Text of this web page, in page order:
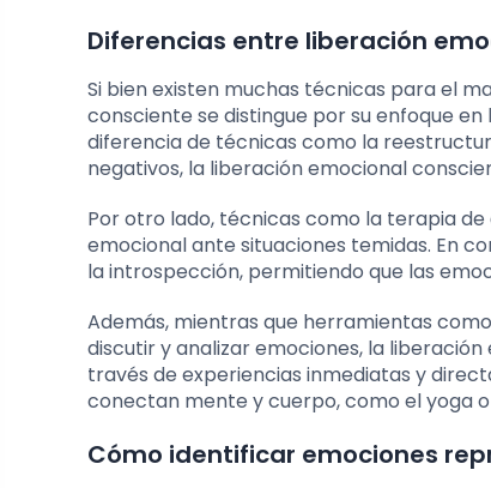
Diferencias entre liberación
Si bien existen muchas técnicas para el
consciente se distingue por su enfoque
diferencia de técnicas como la
negativos, la liberación emocional
Por otro lado, técnicas como la terapia
emocional ante situaciones temidas. En
la introspección, permitiendo que las
Además, mientras que herramientas
discutir y analizar emociones, la
través de experiencias inmediatas y
conectan mente y cuerpo, como el yoga
Cómo identificar emociones